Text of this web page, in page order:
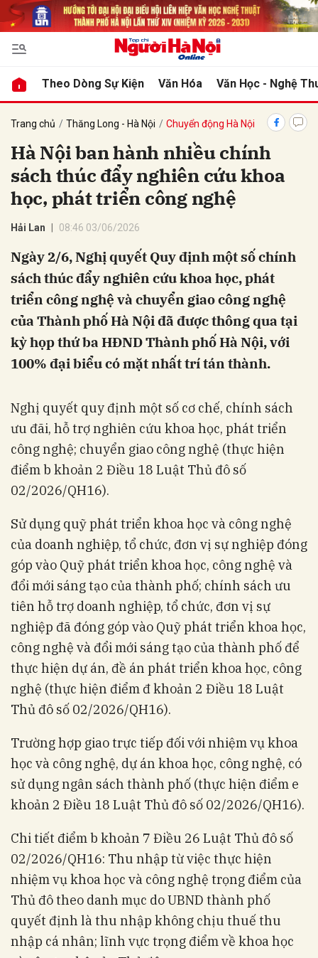
Theo Dòng Sự Kiện Văn Hóa Văn Học - Nghệ
Trang chủ Thăng Long - Hà Nội Chuyển động Hà Nội
Hà Nội ban hành nhiều chính
sách thúc đẩy nghiên cứu khoa
học, phát triển công nghệ
Hải Lan 08:46 03/06/2026
Ngày 2/6, Nghị quyết Quy định một số chính
sách thúc đẩy nghiên cứu khoa học, phát
triển công nghệ và chuyển giao công nghệ
của Thành phố Hà Nội đã được thông qua tại
kỳ họp thứ ba HĐND Thành phố Hà Nội, với
100% đại biểu có mặt nhất trí tán thành.
Nghị quyết quy định một số cơ chế, chính sách
ưu đãi, hỗ trợ nghiên cứu khoa học, phát triển
công nghệ; chuyển giao công nghệ (thực hiện
điểm b khoản 2 Điều 18 Luật Thủ đô số
02/2026/QH16).
Sử dụng quỹ phát triển khoa học và công nghệ
của doanh nghiệp, tổ chức, đơn vị sự nghiệp đóng
góp vào Quỹ phát triển khoa học, công nghệ và
đổi mới sáng tạo của thành phố; chính sách ưu
tiên hỗ trợ doanh nghiệp, tổ chức, đơn vị sự
nghiệp đã đóng góp vào Quỹ phát triển khoa học,
công nghệ và đổi mới sáng tạo của thành phố để
thực hiện dự án, đề án phát triển khoa học, công
nghệ (thực hiện điểm đ khoản 2 Điều 18 Luật
Thủ đô số 02/2026/QH16).
Trường hợp giao trực tiếp đối với nhiệm vụ khoa
học và công nghệ, dự án khoa học, công nghệ, có
sử dụng ngân sách thành phố (thực hiện điểm e
khoản 2 Điều 18 Luật Thủ đô số 02/2026/QH16).
Chi tiết điểm b khoản 7 Điều 26 Luật Thủ đô số
02/2026/QH16: Thu nhập từ việc thực hiện
nhiệm vụ khoa học và công nghệ trọng điểm của
Thủ đô theo danh mục do UBND thành phố
quyết định là thu nhập không chịu thuế thu
nhập cá nhân; lĩnh vực trọng điểm về khoa học
luận